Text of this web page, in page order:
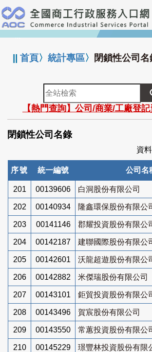
跳
到
主
要
:::
||首頁〉統計專區〉 閉鎖性公司名
全
站
檢
索
【熱門查詢】公司/商業/工廠登
閉鎖性公司名錄
資
序號 統一編號 公司名
201 00139606 白洞股份有限公司
202 00140934 隆鑫環保股份有限公
203 00141146 郡耀投資股份有限公
204 00142187 建聯國際股份有限公
205 00142601 沃龍超遊股份有限公
206 00142882 米傑瑞股份有限公司
207 00143101 鉅貿投資股份有限公
208 00143496 賀宸股份有限公司
209 00143550 常蕙投資股份有限公
210 00145229 璟豐林投資股份有限